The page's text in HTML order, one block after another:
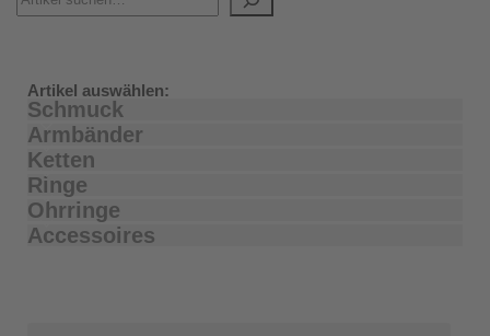
Artikel auswählen:
Schmuck
Armbänder
Ketten
Ringe
Ohrringe
Accessoires